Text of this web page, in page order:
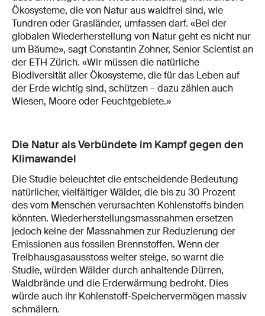
Ökosysteme, die von Natur aus waldfrei sind, wie
Tundren oder Grasländer, umfassen darf. «Bei der
globalen Wiederherstellung von Natur geht es nicht nur
um Bäume», sagt Constantin Zohner, Senior Scientist an
der ETH Zürich. «Wir müssen die natürliche
Biodiversität aller Ökosysteme, die für das Leben auf
der Erde wichtig sind, schützen – dazu zählen auch
Wiesen, Moore oder Feuchtgebiete.»
Die Natur als Verbündete im Kampf gegen den
Klimawandel
Die Studie beleuchtet die entscheidende Bedeutung
natürlicher, vielfältiger Wälder, die bis zu 30 Prozent
des vom Menschen verursachten Kohlenstoffs binden
könnten. Wiederherstellungsmassnahmen ersetzen
jedoch keine der Massnahmen zur Reduzierung der
Emissionen aus fossilen Brennstoffen. Wenn der
Treibhausgasausstoss weiter steige, so warnt die
Studie, würden Wälder durch anhaltende Dürren,
Waldbrände und die Erderwärmung bedroht. Dies
würde auch ihr Kohlenstoff-​Speichervermögen massiv
schmälern.